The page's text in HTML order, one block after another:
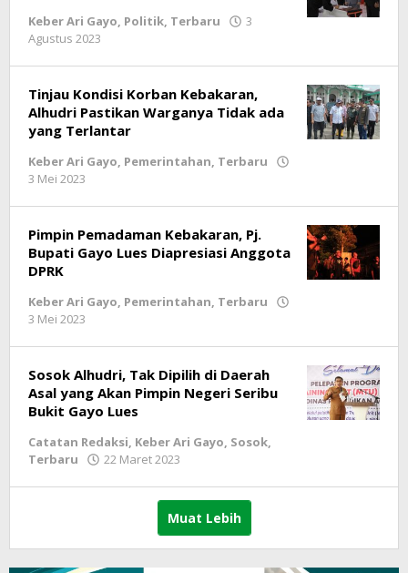
Keber Ari Gayo, Politik, Terbaru
3
Agustus 2023
Tinjau Kondisi Korban Kebakaran,
Alhudri Pastikan Warganya Tidak ada
yang Terlantar
Keber Ari Gayo, Pemerintahan, Terbaru
3 Mei 2023
Pimpin Pemadaman Kebakaran, Pj.
Bupati Gayo Lues Diapresiasi Anggota
DPRK
Keber Ari Gayo, Pemerintahan, Terbaru
3 Mei 2023
Sosok Alhudri, Tak Dipilih di Daerah
Asal yang Akan Pimpin Negeri Seribu
Bukit Gayo Lues
Catatan Redaksi, Keber Ari Gayo, Sosok,
Terbaru
22 Maret 2023
Muat Lebih